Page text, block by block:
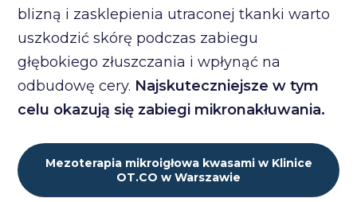
blizną i zasklepienia utraconej tkanki warto
uszkodzić skórę podczas zabiegu
głębokiego złuszczania i wpłynąć na
odbudowę cery. Najskuteczniejsze w tym
celu okazują się zabiegi mikronakłuwania.
Mezoterapia mikroigłowa kwasami w Klinice
OT.CO w Warszawie